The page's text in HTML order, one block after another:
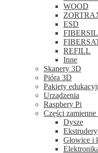
WOOD
ESD
REFILL
Inne
Skanery 3D
Pióra 3D
Pakiety
Urządzenia
Raspbery Pi
Części
Dysze
Ekstrudery
Głowice i